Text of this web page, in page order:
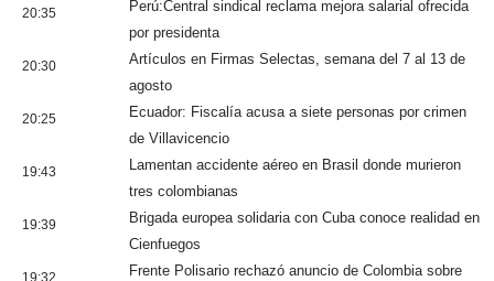
20:35
Perú:Central sindical reclama mejora salarial ofrecida
por presidenta
20:30
Artículos en Firmas Selectas, semana del 7 al 13 de
agosto
20:25
Ecuador: Fiscalía acusa a siete personas por crimen
de Villavicencio
19:43
Lamentan accidente aéreo en Brasil donde murieron
tres colombianas
19:39
Brigada europea solidaria con Cuba conoce realidad en
Cienfuegos
19:32
Frente Polisario rechazó anuncio de Colombia sobre